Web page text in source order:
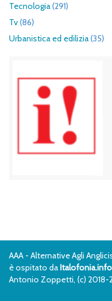
Tecnologia(291)
Tv(86)
Urbanistica ed edilizia(35)
AAA - Alternative Agli
è ospitato daItalofonia.info
Antonio Zoppetti, (c) 2018-